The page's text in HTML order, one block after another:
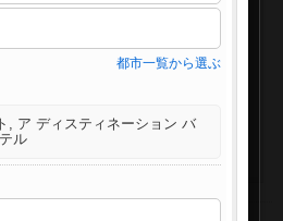
都市一覧から選ぶ
, ア ディスティネーション バ
ル